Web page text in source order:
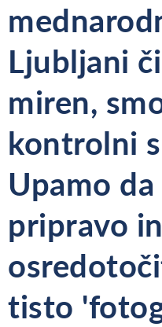
Ljubljani
miren,
kontrolni
Upamo
pripravo
tisto